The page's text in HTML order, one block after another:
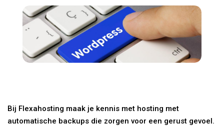
Bij Flexahosting maak je kennis met hosting met
automatische backups die zorgen voor een gerust gevoel.